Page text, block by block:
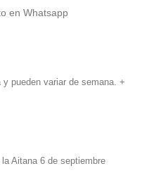
en Whatsapp
pueden variar de semana. +
Aitana 6 de septiembre